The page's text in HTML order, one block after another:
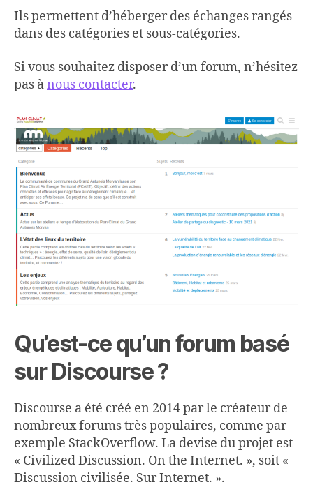
Ils permettent d’héberger des échanges rangés
dans des catégories et sous-catégories.
Si vous souhaitez disposer d’un forum, n’hésitez
pas ànous contacter.
Qu’est-ce qu’un forum basé
sur Discourse ?
Discourse a été créé en 2014 par le créateur de
nombreux forums très populaires, comme par
exemple StackOverflow. La devise du projet est
« Civilized Discussion. On the Internet. », soit «
Discussion civilisée. Sur Internet. ».